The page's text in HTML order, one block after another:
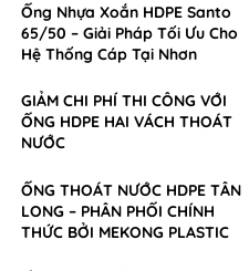
Ống Nhựa Xoắn HDPE Santo
65/50 – Giải Pháp Tối Ưu Cho
Hệ Thống Cáp Tại Nhơn
GIẢM CHI PHÍ THI CÔNG VỚI
ỐNG HDPE HAI VÁCH THOÁT
NƯỚC
ỐNG THOÁT NƯỚC HDPE TÂN
LONG – PHÂN PHỐI CHÍNH
THỨC BỞI MEKONG PLASTIC